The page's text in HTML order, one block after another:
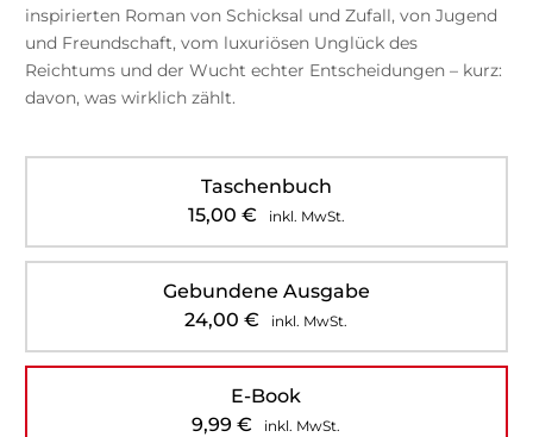
inspirierten Roman von Schicksal und Zufall, von Jugend
und Freundschaft, vom luxuriösen Unglück des
Reichtums und der Wucht echter Entscheidungen – kurz:
davon, was wirklich zählt.
Taschenbuch
15,00 € inkl. MwSt.
Gebundene Ausgabe
24,00€ inkl. MwSt.
E-Book
9,99€ inkl. MwSt.